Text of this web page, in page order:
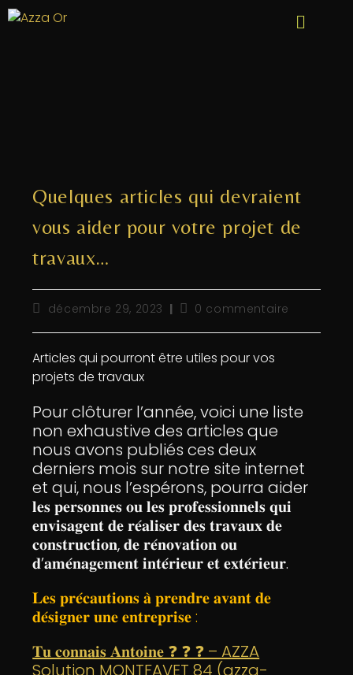
Quelques articles qui devraient
vous aider pour votre projet de
travaux…
décembre 29, 2023 0 commentaire
Articles qui pourront être utiles pour vos
projets de travaux
Pour clôturer l’année, voici une liste
non exhaustive des articles que
nous avons publiés ces deux
derniers mois sur notre site internet
et qui, nous l’espérons, pourra aider
𝐥𝐞𝐬 𝐩𝐞𝐫𝐬𝐨𝐧𝐧𝐞𝐬 𝐨𝐮 𝐥𝐞𝐬 𝐩𝐫𝐨𝐟𝐞𝐬𝐬𝐢𝐨𝐧𝐧𝐞𝐥𝐬 𝐪𝐮𝐢
𝐞𝐧𝐯𝐢𝐬𝐚𝐠𝐞𝐧𝐭 𝐝𝐞 𝐫𝐞́𝐚𝐥𝐢𝐬𝐞𝐫 𝐝𝐞𝐬 𝐭𝐫𝐚𝐯𝐚𝐮𝐱 𝐝𝐞
𝐜𝐨𝐧𝐬𝐭𝐫𝐮𝐜𝐭𝐢𝐨𝐧, 𝐝𝐞 𝐫𝐞́𝐧𝐨𝐯𝐚𝐭𝐢𝐨𝐧 𝐨𝐮
𝐝’𝐚𝐦𝐞́𝐧𝐚𝐠𝐞𝐦𝐞𝐧𝐭 𝐢𝐧𝐭𝐞́𝐫𝐢𝐞𝐮𝐫 𝐞𝐭 𝐞𝐱𝐭𝐞́𝐫𝐢𝐞𝐮𝐫.
𝐋𝐞𝐬 𝐩𝐫𝐞́𝐜𝐚𝐮𝐭𝐢𝐨𝐧𝐬 𝐚̀ 𝐩𝐫𝐞𝐧𝐝𝐫𝐞 𝐚𝐯𝐚𝐧𝐭 𝐝𝐞
𝐝𝐞́𝐬𝐢𝐠𝐧𝐞𝐫 𝐮𝐧𝐞 𝐞𝐧𝐭𝐫𝐞𝐩𝐫𝐢𝐬𝐞 :
𝐓𝐮 𝐜𝐨𝐧𝐧𝐚𝐢𝐬 𝐀𝐧𝐭𝐨𝐢𝐧𝐞 ❓ ❓ ❓ – AZZA
Solution MONTFAVET 84 (azza-